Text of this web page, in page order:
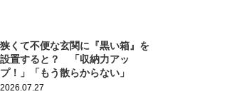
狭くて不便な玄関に『黒い箱』を
設置すると？ 「収納力アッ
プ！」「もう散らからない」
2026.07.27